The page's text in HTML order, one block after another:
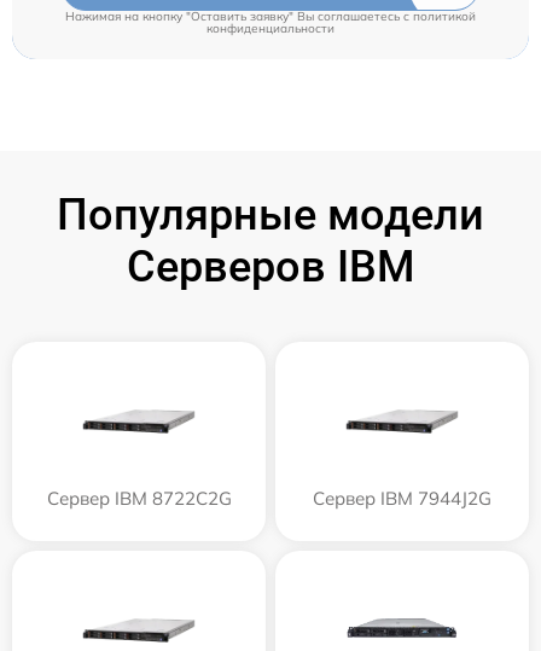
Нажимая на кнопку "Оставить заявку" Вы соглашаетесь c политикой
конфиденциальности
Популярные модели
Серверов IBM
Сервер IBM 8722C2G Сервер IBM 7944J2G